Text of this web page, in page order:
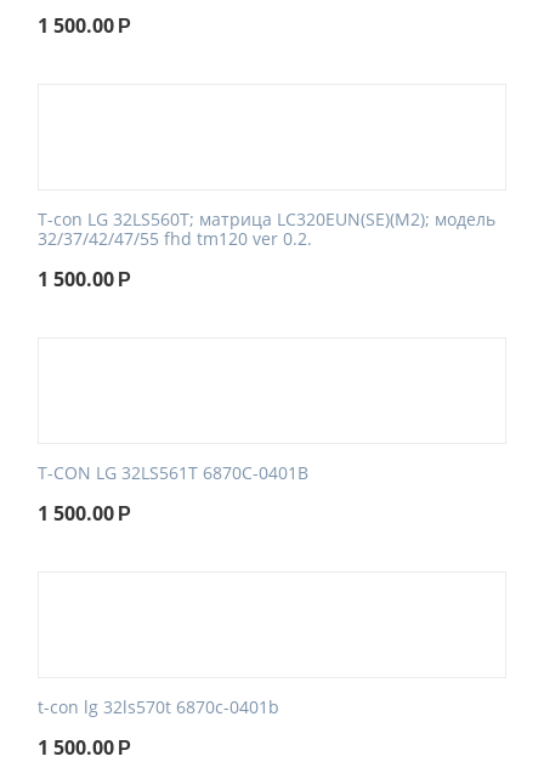
1 500.00 Р
T-con LG 32LS560T; матрица LC320EUN(SE)(M2); модель
32/37/42/47/55 fhd tm120 ver 0.2.
1 500.00 Р
T-CON LG 32LS561T 6870C-0401B
1 500.00 Р
t-con lg 32ls570t 6870c-0401b
1 500.00 Р